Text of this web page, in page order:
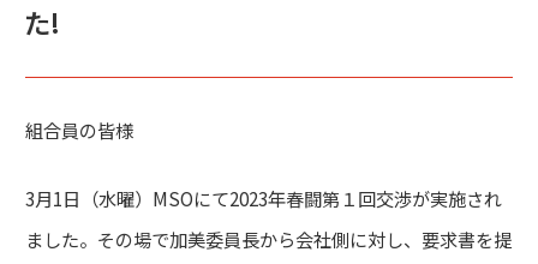
た!
組合員の皆様
3月1日（水曜）MSOにて2023年春闘第１回交渉が実施され
ました。その場で加美委員長から会社側に対し、要求書を提